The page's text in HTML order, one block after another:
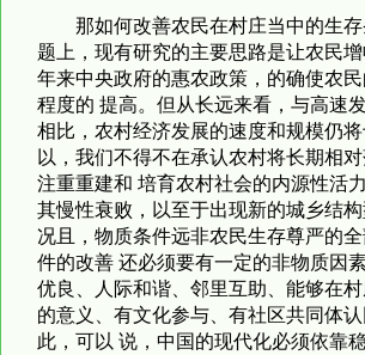
那如何改善农民在村庄当中的生
题上，现有研究的主要思路是让农民
年来中央政府的惠农政策，的确使农
程度的 提高。但从长远来看，与高速
相比，农村经济发展的速度和规模仍
以，我们不得不在承认农村将长期相对
注重重建和 培育农村社会的内源性活
其慢性衰败，以至于出现新的城乡结构
况且，物质条件远非农民生存尊严的
件的改善 还必须要有一定的非物质因
优良、人际和谐、邻里互助、能够在
的意义、有文化参与、有社区共同体
此，可以 说，中国的现代化必须依靠